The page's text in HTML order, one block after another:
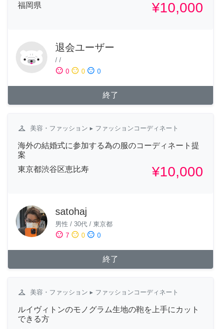
福岡県
¥10,000
退会ユーザー
/ /
sentiment_satisfied 0 sentiment_neutral 0 sentiment_dissatisfied 0
終了
checkroom 美容・ファッション ▸ ファッションコーディネート
海外の結婚式に参加する為の服のコーディネート提
案
東京都渋谷区恵比寿
¥10,000
satohaj
男性 / 30代 / 東京都
sentiment_satisfied 7 sentiment_neutral 0 sentiment_dissatisfied 0
終了
checkroom 美容・ファッション ▸ ファッションコーディネート
ルイヴィトンのモノグラム生地の鞄を上手にカット
できる方